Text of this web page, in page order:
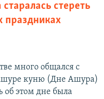
стереть
праздниках
много общался с
куню (Дне Ашура)
этом дне была